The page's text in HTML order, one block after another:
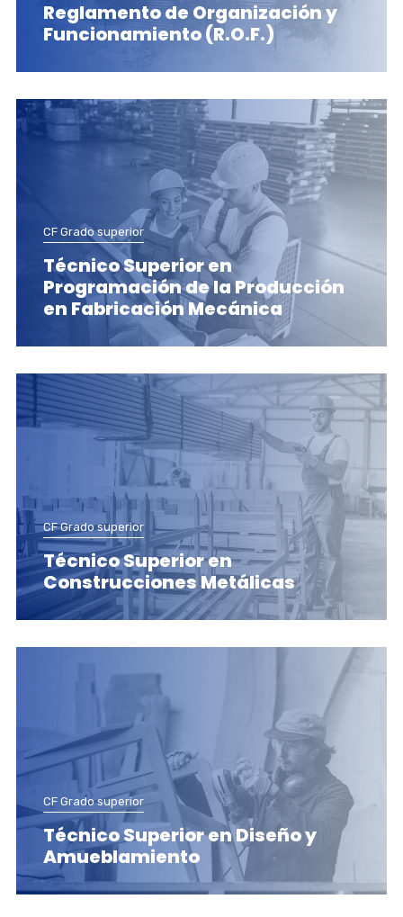
Reglamento de Organización y
Funcionamiento (R.O.F.)
Técnico Superior en
Programación de la Producción
en Fabricación Mecánica
CF Grado superior
Técnico Superior en
Construcciones Metálicas
CF Grado superior
Técnico Superior en Diseño y
Amueblamiento
CF Grado superior